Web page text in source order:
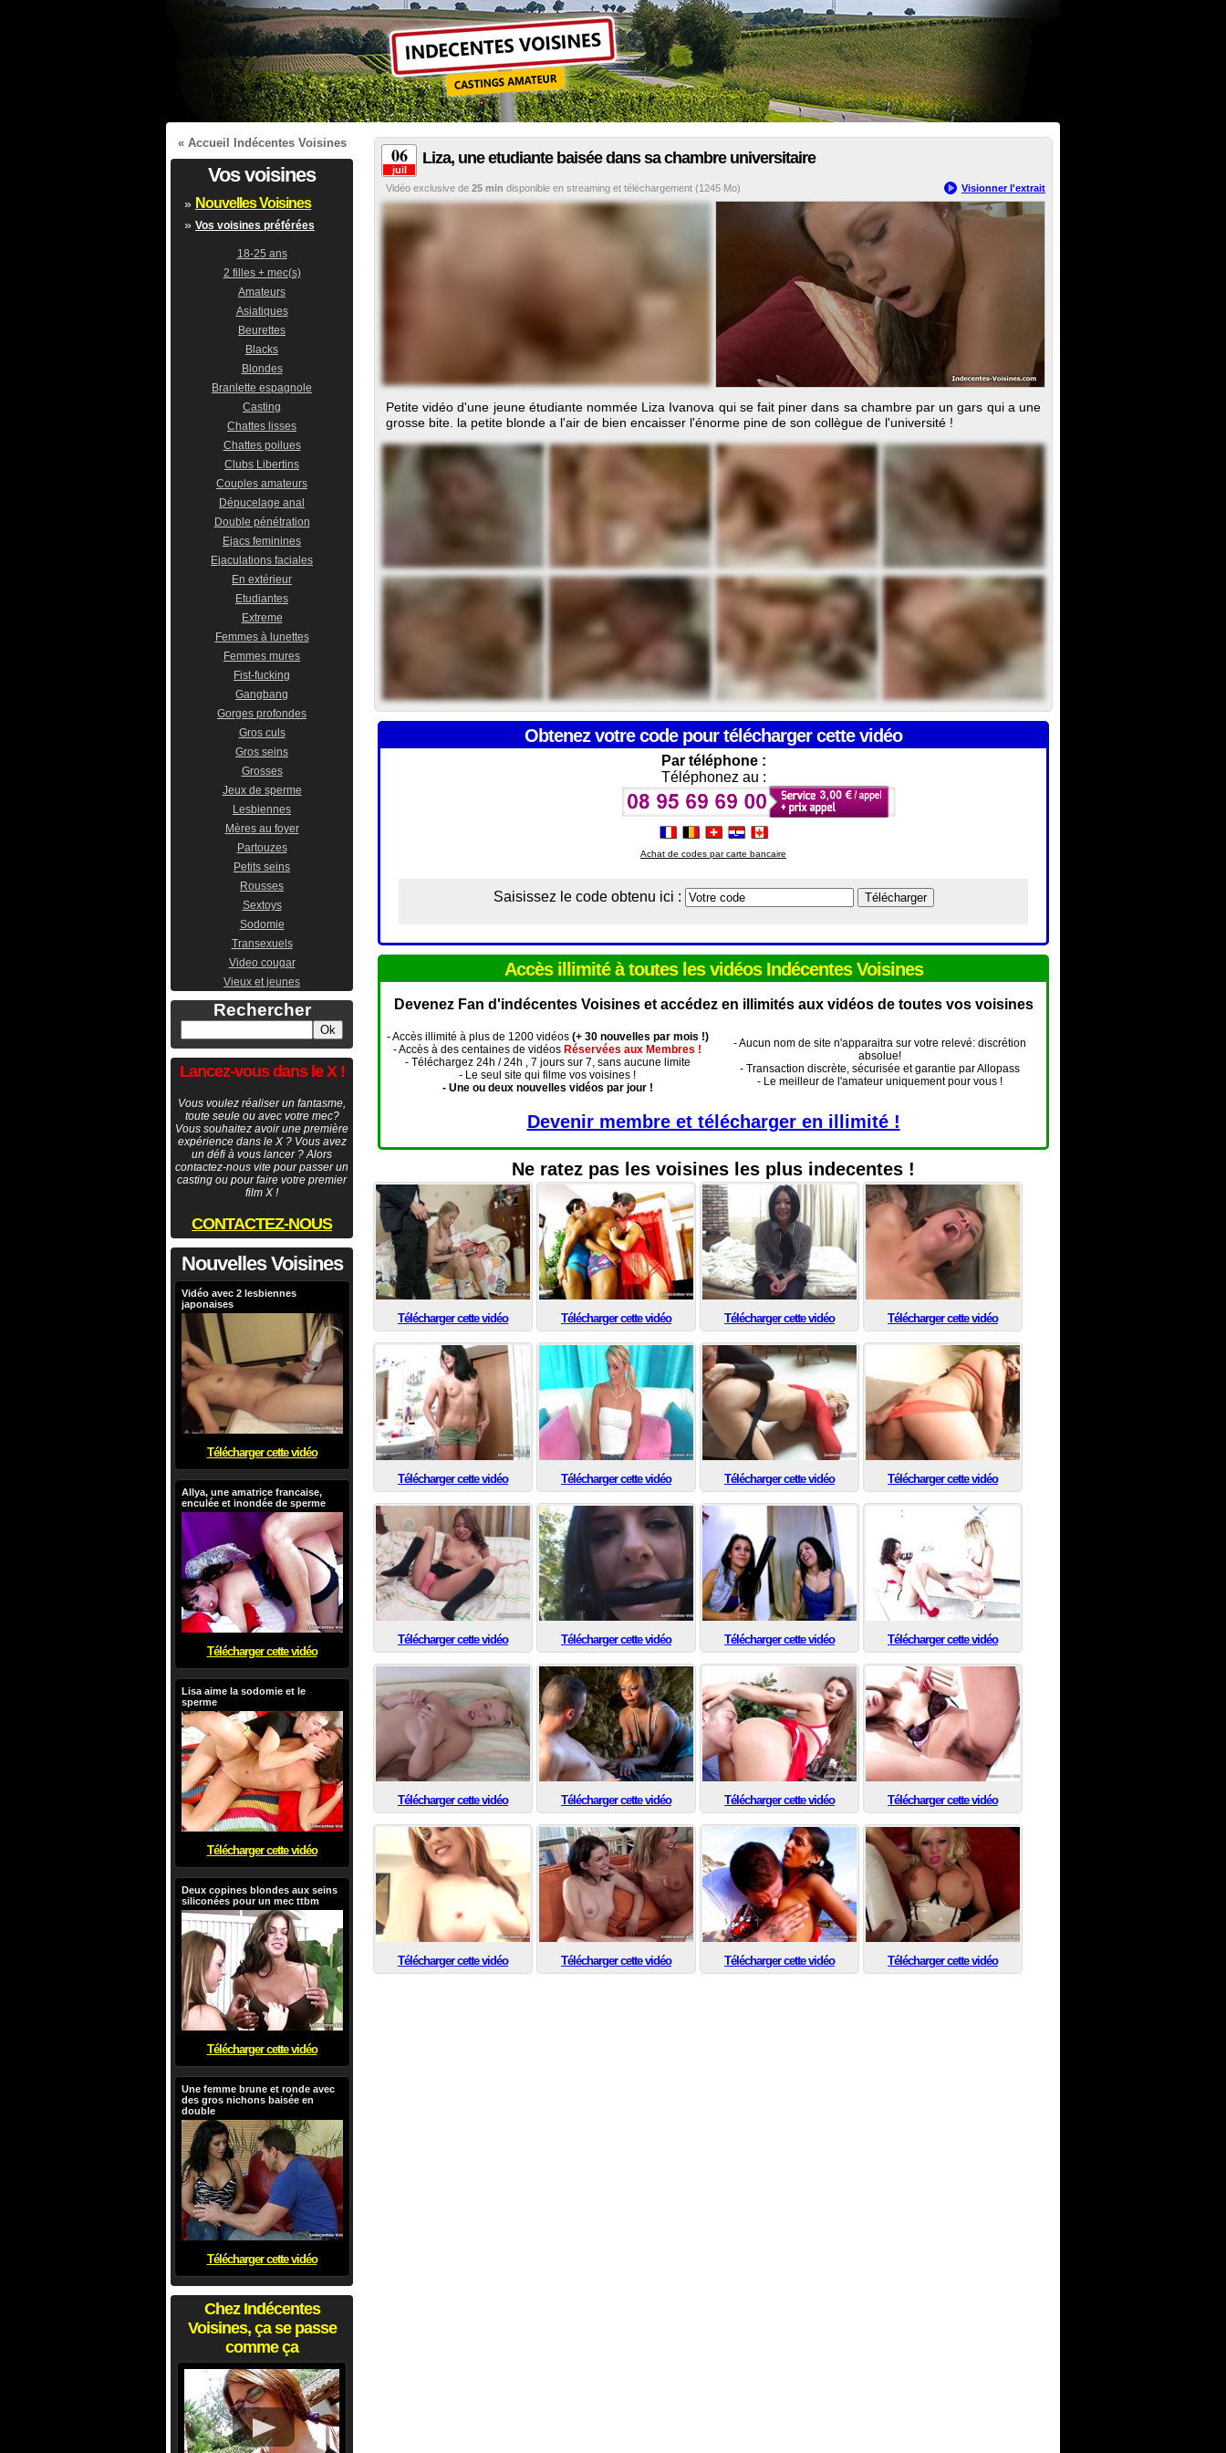
06
juil
Liza, une etudiante baisée dans sa chambre universitaire
Vidéo exclusive de 25 min disponible en streaming et téléchargement (1245 Mo) Visionner l'extrait
Petite vidéo d'une jeune étudiante nommée Liza Ivanova qui se fait piner dans sa chambre par un gars qui a une
grosse bite. la petite blonde a l'air de bien encaisser l'énorme pine de son collègue de l'université !
Obtenez votre code pour télécharger cette vidéo
Par téléphone :
Téléphonez au :
Achat de codes par carte bancaire
Saisissez le code obtenu ici :
Accès illimité à toutes les vidéos Indécentes Voisines
Devenez Fan d'indécentes Voisines et accédez en illimités aux vidéos de toutes vos voisines
- Accès illimité à plus de 1200 vidéos (+ 30 nouvelles par mois !)
- Accès à des centaines de vidéos Réservées aux Membres !
- Téléchargez 24h / 24h , 7 jours sur 7, sans aucune limite
- Le seul site qui filme vos voisines !
- Une ou deux nouvelles vidéos par jour !
- Aucun nom de site n'apparaitra sur votre relevé: discrétion
absolue!
- Transaction discrète, sécurisée et garantie par Allopass
- Le meilleur de l'amateur uniquement pour vous !
Devenir membre et télécharger en illimité !
Ne ratez pas les voisines les plus indecentes !
Télécharger cette vidéo Télécharger cette vidéo Télécharger cette vidéo Télécharger cette vidéo
Télécharger cette vidéo Télécharger cette vidéo Télécharger cette vidéo Télécharger cette vidéo
Télécharger cette vidéo Télécharger cette vidéo Télécharger cette vidéo Télécharger cette vidéo
Télécharger cette vidéo Télécharger cette vidéo Télécharger cette vidéo Télécharger cette vidéo
Télécharger cette vidéo Télécharger cette vidéo Télécharger cette vidéo Télécharger cette vidéo
« Accueil Indécentes Voisines
Vos voisines
» Nouvelles Voisines
» Vos voisines préférées
18-25 ans
2 filles + mec(s)
Amateurs
Asiatiques
Beurettes
Blacks
Blondes
Branlette espagnole
Casting
Chattes lisses
Chattes poilues
Clubs Libertins
Couples amateurs
Dépucelage anal
Double pénétration
Ejacs feminines
Ejaculations faciales
En extérieur
Etudiantes
Extreme
Femmes à lunettes
Femmes mures
Fist-fucking
Gangbang
Gorges profondes
Gros culs
Gros seins
Grosses
Jeux de sperme
Lesbiennes
Mères au foyer
Partouzes
Petits seins
Rousses
Sextoys
Sodomie
Transexuels
Video cougar
Vieux et jeunes
Rechercher
Lancez-vous dans le X !
Vous voulez réaliser un fantasme,
toute seule ou avec votre mec?
Vous souhaitez avoir une première
expérience dans le X ? Vous avez
un défi à vous lancer ? Alors
contactez-nous vite pour passer un
casting ou pour faire votre premier
film X !
CONTACTEZ-NOUS
Nouvelles Voisines
Vidéo avec 2 lesbiennes
japonaises
Télécharger cette vidéo
Allya, une amatrice francaise,
enculée et inondée de sperme
Télécharger cette vidéo
Lisa aime la sodomie et le
sperme
Télécharger cette vidéo
Deux copines blondes aux seins
siliconées pour un mec ttbm
Télécharger cette vidéo
Une femme brune et ronde avec
des gros nichons baisée en
double
Télécharger cette vidéo
Chez Indécentes
Voisines, ça se passe
comme ça